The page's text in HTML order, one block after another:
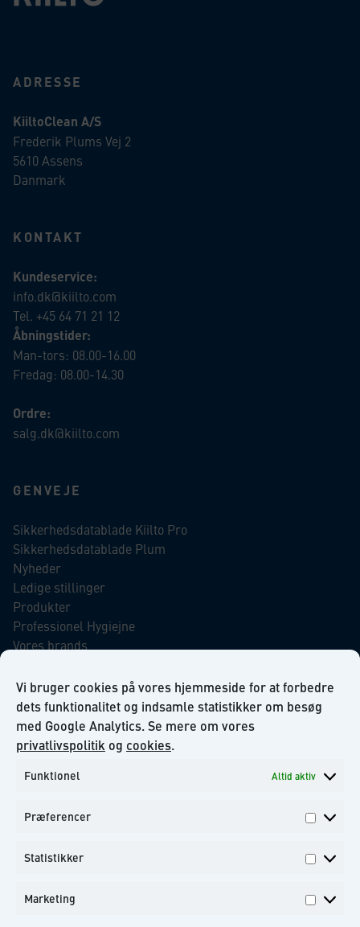
Vi bruger cookies på vores hjemmeside for at forbedre
dets funktionalitet og indsamle statistikker om besøg
med Google Analytics. Se mere om vores
privatlivspolitik og cookies.
Funktionel Altid aktiv
Præferencer
Statistikker
Marketing
ADRESSE
KiiltoClean A/S
Frederik Plums Vej 2
5610 Assens
Danmark
KONTAKT
Kundeservice:
info.dk@kiilto.com
Tel. +45 64 71 21 12
Åbningstider:
Man-tors: 08.00-16.00
Fredag: 08.00-14.30
Ordre:
salg.dk@kiilto.com
GENVEJE
Sikkerhedsdatablade Kiilto Pro
Sikkerhedsdatablade Plum
Nyheder
Ledige stillinger
Produkter
Professionel Hygiejne
Vores brands
Our Promise to the Environment
INFORMATION
Om KiiltoClean A/S
Kontakt